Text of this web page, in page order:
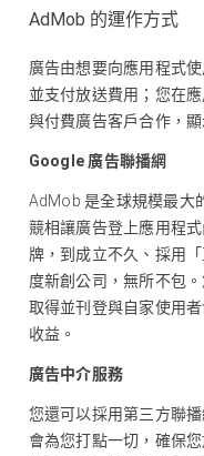
AdMob 的運作方式
廣告由想要向應用程式
並支付放送費用；您在
與付費廣告客戶合作，
Google 廣告聯播網
AdMob 是全球規模最大
競相讓廣告登上應用程
牌，到成立不久、採用
度新創公司，無所不包
取得並刊登與自家使用
收益。
廣告中介服務
您還可以採用第三方聯
會為您打點一切，確保